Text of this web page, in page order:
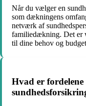
Når du vælger en
som dækningens
netværk af
familiedækning. Det er
til dine behov og
Hvad er fordelene